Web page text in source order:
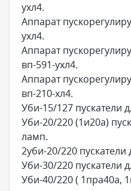
ухл4.
Аппарат
ухл4.
Аппарат
вп-591-ухл4.
Аппарат
вп-210-хл4.
Уби-15/127 пyскатели
Уби-20/220 (1и20а)
лaмп.
2уби-20/220
Уби-30/220 пyскатели
Уби-40/220 ( 1пра40а,